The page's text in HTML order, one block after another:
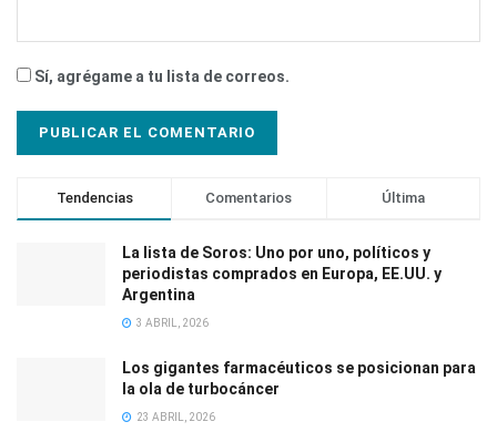
Sí, agrégame a tu lista de correos.
Tendencias Comentarios Última
La lista de Soros: Uno por uno, políticos y
periodistas comprados en Europa, EE.UU. y
Argentina
3 ABRIL, 2026
Los gigantes farmacéuticos se posicionan para
la ola de turbocáncer
23 ABRIL, 2026